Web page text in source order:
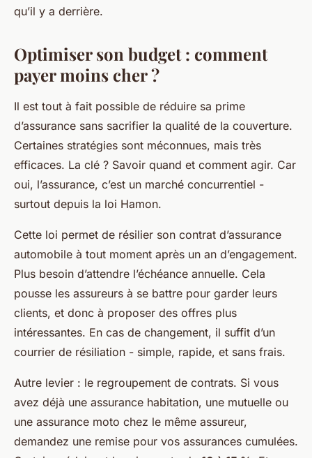
qu’il y a derrière.
Optimiser son budget : comment
payer moins cher ?
Il est tout à fait possible de réduire sa prime
d’assurance sans sacrifier la qualité de la couverture.
Certaines stratégies sont méconnues, mais très
efficaces. La clé ? Savoir quand et comment agir. Car
oui, l’assurance, c’est un marché concurrentiel -
surtout depuis la loi Hamon.
Cette loi permet de résilier son contrat d’assurance
automobile à tout moment après un an d’engagement.
Plus besoin d’attendre l’échéance annuelle. Cela
pousse les assureurs à se battre pour garder leurs
clients, et donc à proposer des offres plus
intéressantes. En cas de changement, il suffit d’un
courrier de résiliation - simple, rapide, et sans frais.
Autre levier : le regroupement de contrats. Si vous
avez déjà une assurance habitation, une mutuelle ou
une assurance moto chez le même assureur,
demandez une remise pour vos assurances cumulées.